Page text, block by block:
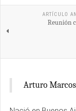
ARTÍCULO
Reunión
Arturo Marcos